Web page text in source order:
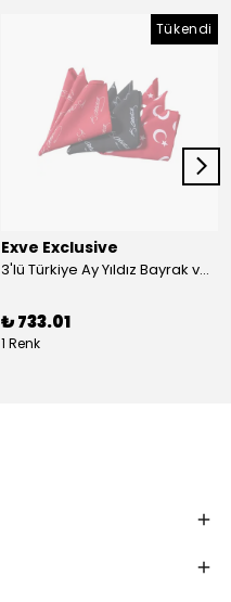
Tükendi
Exve Exclusive
3'lü Türkiye Ay Yıldız Bayrak ve Mustafa Kemal Atatürk imzalı Kırmızı Siyah Yaka Mendili Seti
₺ 733.01
1 Renk